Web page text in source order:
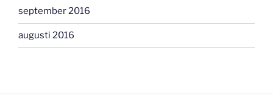
september 2016
augusti 2016